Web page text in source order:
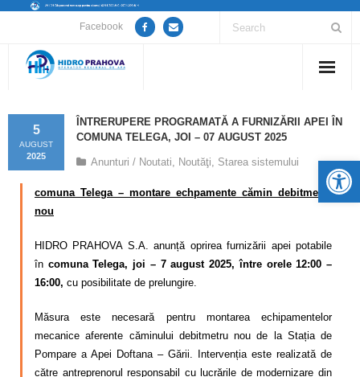
Facebook
Despre noi
Servicii
Guvernanță Corporativă
Informații de interes public
Calitatea apei
ÎNTRERUPERE PROGRAMATĂ A FURNIZĂRII APEI ÎN
COMUNA TELEGA, JOI – 07 AUGUST 2025
5
AUGUST
2025 Anunturi / Noutati, Noutăţi, Starea sistemului
comuna Telega – montare echpamente cămin debitmetru
nou
HIDRO PRAHOVA S.A. anunță oprirea furnizării apei potabile
în comuna Telega, joi – 7 august 2025, între orele 12:00 –
16:00, cu posibilitate de prelungire.
Măsura este necesară pentru montarea echipamentelor
mecanice aferente căminului debitmetru nou de la Stația de
Pompare a Apei Doftana – Gării. Intervenția este realizată de
către antreprenorul responsabil cu lucrările de modernizare din